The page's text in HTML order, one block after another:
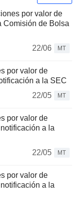
por valor de
Comisión de Bolsa
22/06
MT
por valor de
a la SEC
22/05
MT
por valor de
a la
22/05
MT
por valor de
a la